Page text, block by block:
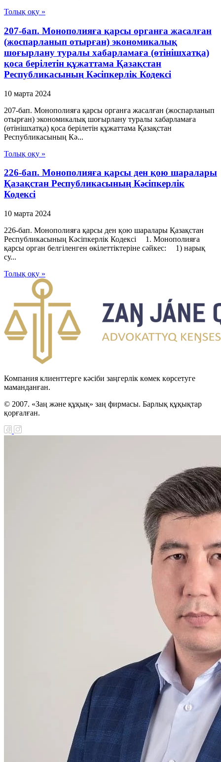
Толық оқу »
207-бап. Монополияға қарсы органға жасалған
(жоспарланып отырған) экономикалық
шоғырлану туралы хабарламаға (өтінішхатқа)
қоса берілетін құжаттама Қазақстан
Республикасының Кәсіпкерлік Кодексі
10 марта 2024
207-бап. Монополияға қарсы органға жасалған (жоспарланып
отырған) экономикалық шоғырлану туралы хабарламаға
(өтінішхатқа) қоса берілетін құжаттама Қазақстан
Республикасының Кә...
Толық оқу »
226-бап. Монополияға қарсы ден қою шаралары
Қазақстан Республикасының Кәсіпкерлік
Кодексі
10 марта 2024
226-бап. Монополияға қарсы ден қою шаралары Қазақстан
Республикасының Кәсіпкерлік Кодексі 1. Монополияға
қарсы орган белгіленген өкілеттіктеріне сәйкес: 1) нарық
су...
Толық оқу »
Компания клиенттерге кәсіби заңгерлік көмек көрсетуге
маманданған.
© 2007. «Заң және құқық» заң фирмасы. Барлық құқықтар
қорғалған.